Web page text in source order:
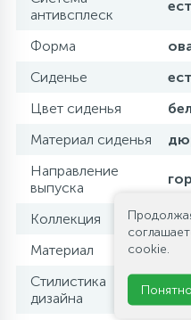
антивсплеск
Форма
Сиденье
Цвет сиденья
Материал сиденья
Направление
выпуска
Коллекция
Материал
Стилистика
дизайна
cookie.
Понятно